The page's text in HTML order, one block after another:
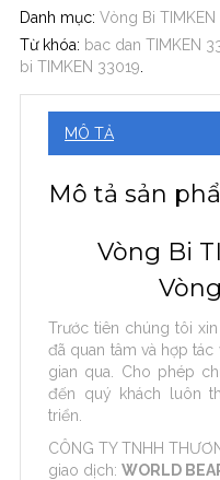
Danh mục: Vòng Bi TIMKEN
Từ khóa: bac dan TIMKEN
bi TIMKEN 33019
MÔ TẢ
Mô tả sản
Vòng Bi
Trước tiên chúng tôi
đã quan tâm và hợp
gian qua. Cho phép
đến quý khách luôn
triển.
CÔNG TY TNHH
giao dịch: WORLD